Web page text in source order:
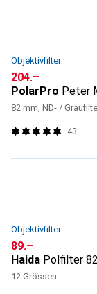
Objektivfilter
CHF
204.–
PolarPro Peter
82 mm, ND- /
43
Objektivfilter
CHF
89.–
Haida Polfilter
12 Grössen